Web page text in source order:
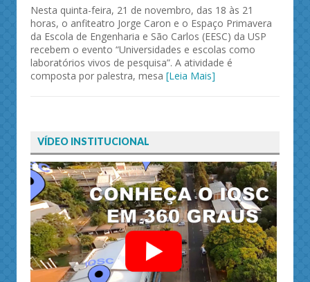
Nesta quinta-feira, 21 de novembro, das 18 às 21
horas, o anfiteatro Jorge Caron e o Espaço Primavera
da Escola de Engenharia e São Carlos (EESC) da USP
recebem o evento “Universidades e escolas como
laboratórios vivos de pesquisa”. A atividade é
composta por palestra, mesa [Leia Mais]
VÍDEO INSTITUCIONAL